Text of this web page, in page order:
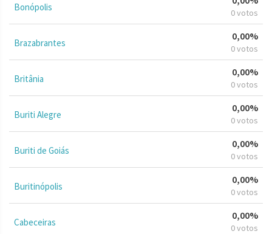
Bonópolis 0 votos
Brazabrantes
0,00%
0 votos
Britânia
0,00%
0 votos
Buriti Alegre
0,00%
0 votos
Buriti de Goiás
0,00%
0 votos
Buritinópolis
0,00%
0 votos
Cabeceiras
0,00%
0 votos